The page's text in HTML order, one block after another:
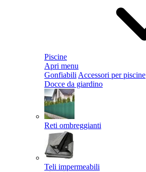
Piscine
Apri menu
Gonfiabili Accessori per piscine
Docce da giardino
Reti ombreggianti
Teli impermeabili